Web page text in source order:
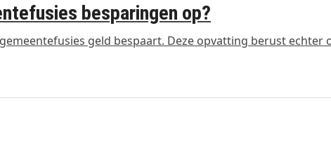
besparingen op?
geld bespaart. Deze opvatting berust echter